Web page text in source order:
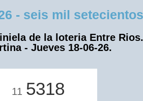
seis mil setecientos
de la loteria Entre Rios.
- Jueves 18-06-26.
11 5318